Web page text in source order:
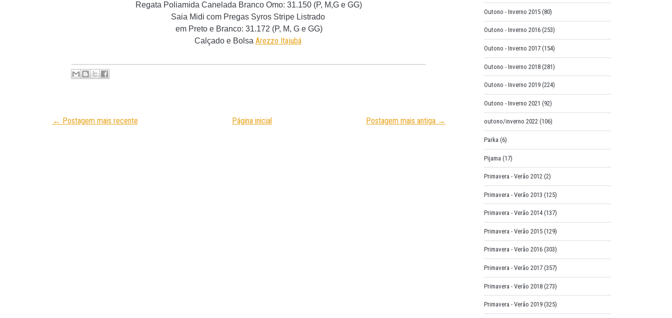
Regata Poliamida Canelada Branco Omo:31.150 (P, M,G e GG)
Saia Midi com Pregas Syros Stripe Listrado
em Preto e Branco: 31.172 (P, M, G e GG)
Calçado e Bolsa Arezzo Itajubá
← Postagem mais recente Postagem mais antiga →
Página inicial
Outono - Inverno 2015 (80)
Outono - Inverno 2016 (253)
Outono - Inverno 2017 (154)
Outono - Inverno 2018 (281)
Outono - Inverno 2019 (224)
Outono - Inverno 2021 (92)
outono/inverno 2022 (106)
Parka (6)
Pijama (17)
Primavera - Verão 2012 (2)
Primavera - Verão 2013 (125)
Primavera - Verão 2014 (137)
Primavera - Verão 2015 (129)
Primavera - Verão 2016 (303)
Primavera - Verão 2017 (357)
Primavera - Verão 2018 (273)
Primavera - Verão 2019 (325)